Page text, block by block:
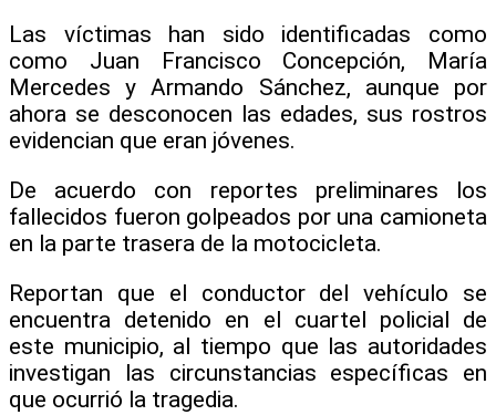
Las víctimas han sido identificadas como
como Juan Francisco Concepción, María
Mercedes y Armando Sánchez, aunque por
ahora se desconocen las edades, sus rostros
evidencian que eran jóvenes.
De acuerdo con reportes preliminares los
fallecidos fueron golpeados por una camioneta
en la parte trasera de la motocicleta.
Reportan que el conductor del vehículo se
encuentra detenido en el cuartel policial de
este municipio, al tiempo que las autoridades
investigan las circunstancias específicas en
que ocurrió la tragedia.